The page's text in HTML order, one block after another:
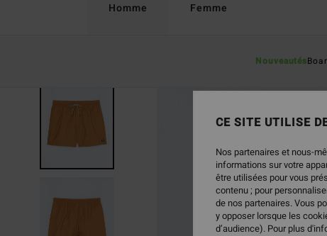
Homme
Nouveautés
Femme
CE SITE UTILISE
Nos partenaires et nous-
informations sur votre
être utilisées pour vous
contenu ; pour
de nos partenaires. Vous
y opposer lorsque les
d’audience). Pour plus